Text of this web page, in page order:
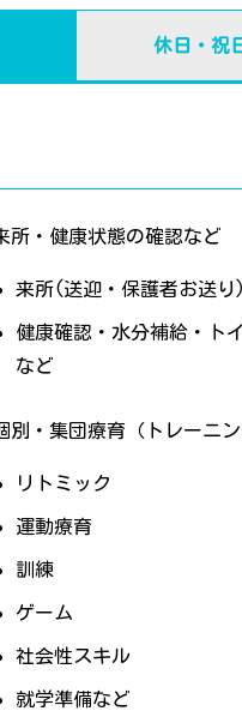
休日・祝
所・健康状態の確認など
来所(送迎・保護者お送り)
健康確認・水分補給・ト
など
別・集団療育（トレーニン
リトミック
運動療育
訓練
ゲーム
社会性スキル
就学準備など